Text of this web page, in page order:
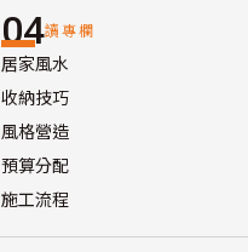
04讀專欄
居家風水
收納技巧
風格營造
預算分配
施工流程